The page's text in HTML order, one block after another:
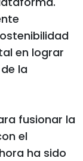
en lograr
la
fusionar la
el
ha sido